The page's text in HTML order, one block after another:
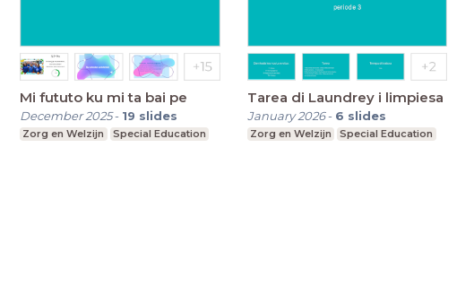
Mi fututo ku mi ta bai pe
December 2025- 19 slides
Zorg en Welzijn Special Education
Tarea di Laundrey i limpiesa
January 2026- 6 slides
Zorg en Welzijn Special Education